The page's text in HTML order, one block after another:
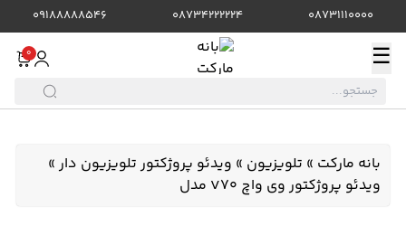
08731110000
08734222224
09188888546
☰
0
بانه مارکت » تلویزیون » ویدئو پروژکتور تلویزیون دار»
ویدئو پروژکتور وی واچ V70 مدل